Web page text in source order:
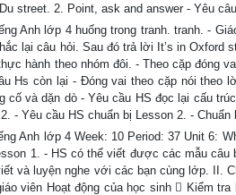
street. 2. Point, ask and answer - Yêu
Anh lớp 4 huống trong tranh. tranh. -
lại câu hỏi. Sau đó trả lời It’s in
hành theo nhóm đôi. - Theo cặp đóng
Hs còn lại - Đóng vai theo cặp nói theo
cố và dặn dò - Yêu cầu HS đọc lại cấu
2. - Yêu cầu HS chuẩn bị Lesson 2. -
Anh lớp 4 Week: 10 Period: 37 Unit 6:
1. - HS có thể viết được các mẫu câu
và luyện nghe với các bạn cùng lớp. II.
viên Hoạt động của học sinh  Kiểm